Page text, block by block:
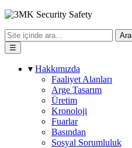
Ara
☰
▾ Hakkımızda
Faaliyet Alanları
Arge Tasarım
Üretim
Kronoloji
Fuarlar
Basından
Sosyal Sorumluluk